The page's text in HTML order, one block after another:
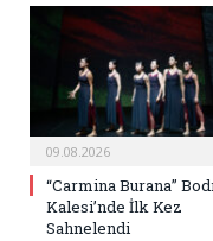
09.08.2026
“Carmina Burana”
Kalesi’nde İlk Kez
Sahnelendi